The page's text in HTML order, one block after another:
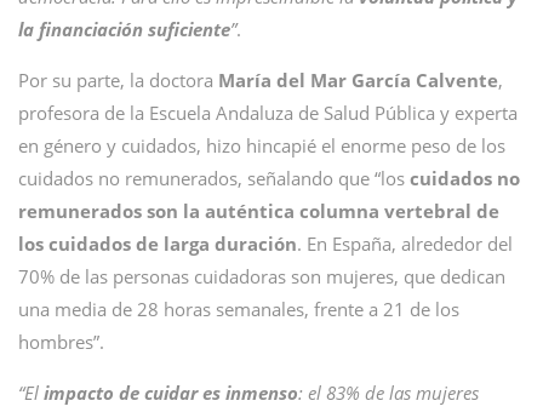
la financiación suficiente”.
Por su parte, la doctora María del Mar García Calvente,
profesora de la Escuela Andaluza de Salud Pública y experta
en género y cuidados, hizo hincapié el enorme peso de los
cuidados no remunerados, señalando que “los cuidados no
remunerados son la auténtica columna vertebral de
los cuidados de larga duración. En España, alrededor del
70% de las personas cuidadoras son mujeres, que dedican
una media de 28 horas semanales, frente a 21 de los
hombres”.
“El impacto de cuidar es inmenso: el 83% de las mujeres